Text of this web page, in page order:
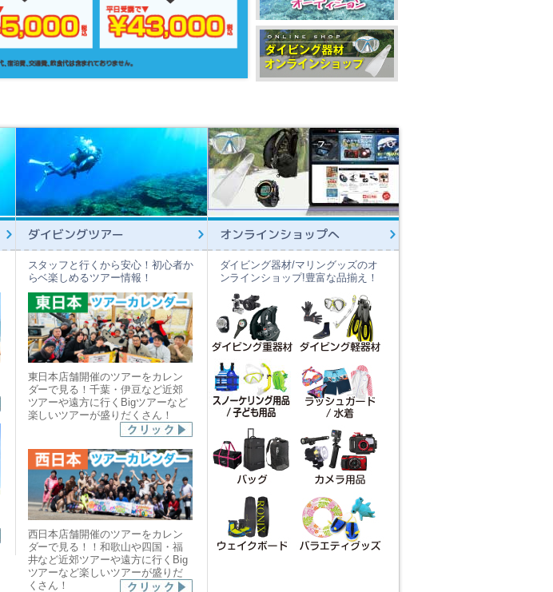
ダイビングツアー
スタッフと行くから安心！初心者か
らベ楽しめるツアー情報！
東日本店舗開催のツアーをカレン
ダーで見る！千葉・伊豆など近郊
ツアーや遠方に行くBigツアーなど
楽しいツアーが盛りだくさん！
西日本店舗開催のツアーをカレン
ダーで見る！！和歌山や四国・福
井など近郊ツアーや遠方に行くBig
ツアーなど楽しいツアーが盛りだ
くさん！
オンラインショップへ
ダイビング器材/マリングッズのオ
ンラインショップ!豊富な品揃え！